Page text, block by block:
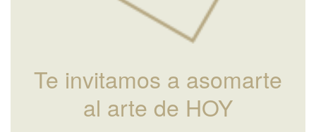
Te invitamos a asomarte
al arte de HOY